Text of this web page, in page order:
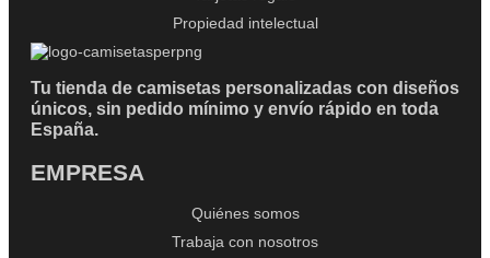
Propiedad intelectual
Tu tienda de camisetas personalizadas con diseños
únicos, sin pedido mínimo y envío rápido en toda
España.
EMPRESA
Quiénes somos
Trabaja con nosotros